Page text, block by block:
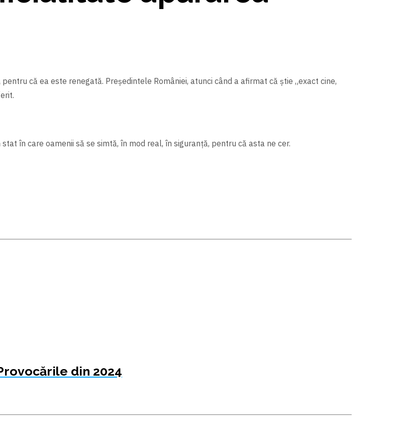
că ea este renegată. Preşedintele României, atunci când a afirmat că ştie „exact cine,
în care oamenii să se simtă, în mod real, în siguranță, pentru că asta ne cer.
din 2024